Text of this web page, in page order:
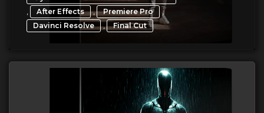
, After Effects , Premiere Pro ,
Davinci Resolve , Final Cut